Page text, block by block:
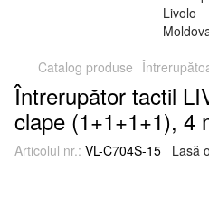
Catalog produse
Întrerupător tactil
clape (1+1+1+1), 4
Articolul nr.: VL-C704S-15 Lasă